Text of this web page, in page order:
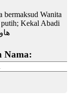
bermaksud Wanita
Kekal Abadi
Nama: